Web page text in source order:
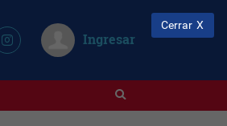
Ingresar
Cerrar